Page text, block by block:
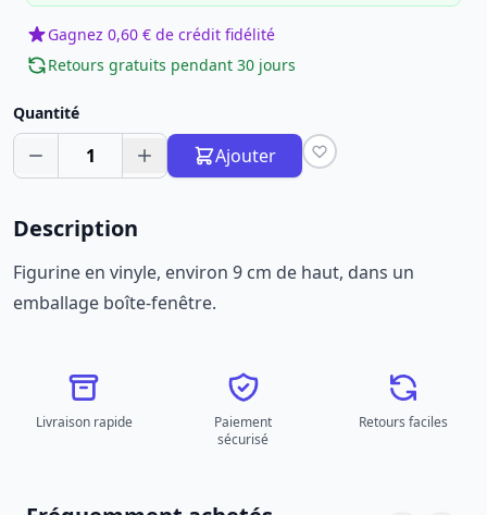
Gagnez 0,60 € de crédit fidélité
Retours gratuits pendant 30 jours
Quantité
1 Ajouter
Description
Figurine en vinyle, environ 9 cm de haut, dans un
emballage boîte-fenêtre.
Livraison rapide
Paiement
sécurisé
Retours faciles